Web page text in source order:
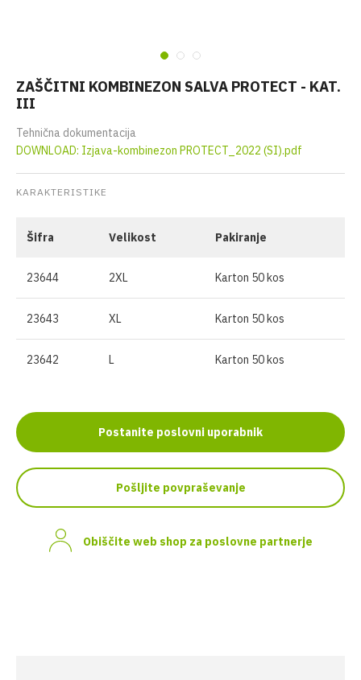
ZAŠČITNI KOMBINEZON SALVA PROTECT - KAT.
III
Tehnična dokumentacija
DOWNLOAD: Izjava-kombinezon PROTECT_2022 (SI).pdf
KARAKTERISTIKE
Šifra Velikost Pakiranje
23644 2XL Karton 50 kos
23643 XL Karton 50 kos
23642 L Karton 50 kos
Postanite poslovni uporabnik
Pošljite povpraševanje
Obiščite web shop za poslovne partnerje